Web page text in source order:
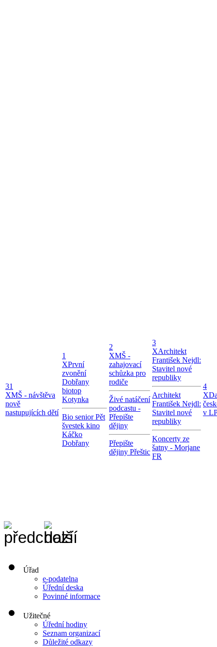
31
XMŠ - návštěva
nově
nastupujících dětí
1
XPrvní
zvonění
Dobřany
biotop
Kotynka
Bio senior Pět
švestek kino
Káčko
Dobřany
2
XMŠ -
zahajovací
schůzka pro
rodiče
Živé natáčení
podcastu -
Přepište
dějiny
Přepište
dějiny Přeštic
3
XArchitekt
František Nejdl:
Stavitel nové
republiky
Architekt
František Nejdl:
Stavitel nové
republiky
Koncerty ze
šatny - Morjane
FR
4
X
v
Úřad
e-podatelna
Úřední deska
Povinné informace
Užitečné
Úřední hodiny
Seznam organizací
Důležité odkazy